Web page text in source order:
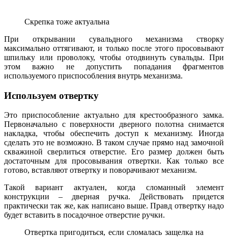
Скрепка тоже актуальна
При открывании сувальдного механизма створку
максимально оттягивают, и только после этого просовывают
шпильку или проволоку, чтобы отодвинуть сувальды. При
этом важно не допустить попадания фрагментов
используемого приспособления внутрь механизма.
Используем отвертку
Это приспособление актуально для крестообразного замка.
Первоначально с поверхности дверного полотна снимается
накладка, чтобы обеспечить доступ к механизму. Иногда
сделать это не возможно. В таком случае прямо над замочной
скважиной сверлиться отверстие. Его размер должен быть
достаточным для просовывания отвертки. Как только все
готово, вставляют отвертку и поворачивают механизм.
Такой вариант актуален, когда сломанный элемент
конструкции – дверная ручка. Действовать придется
практически так же, как написано выше. Правд отвертку надо
будет вставить в посадочное отверстие ручки.
Отвертка пригодиться, если сломалась защелка на